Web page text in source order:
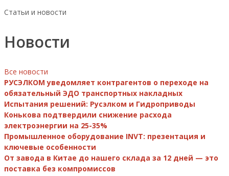
Статьи и новости
Новости
Все новости
РУСЭЛКОМ уведомляет контрагентов о переходе на
обязательный ЭДО транспортных накладных
Испытания решений: Русэлком и Гидроприводы
Конькова подтвердили снижение расхода
электроэнергии на 25-35%
Промышленное оборудование INVT: презентация и
ключевые особенности
От завода в Китае до нашего склада за 12 дней — это
поставка без компромиссов